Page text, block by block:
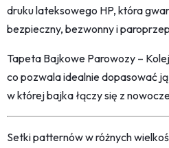
druku lateksowego HP, która
bezpieczny, bezwonny i
Tapeta Bajkowe Parowozy –
co pozwala idealnie dopasować
w której bajka łączy się z
Setki patternów w różnych